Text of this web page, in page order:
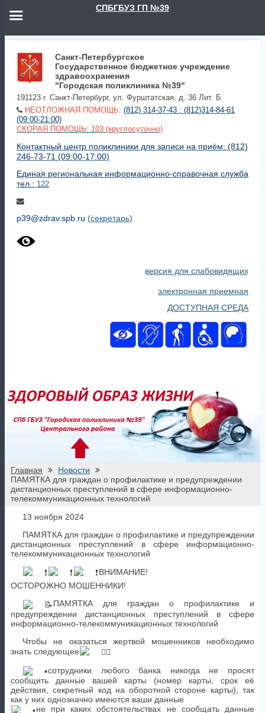
Санкт-Петербургское
Государственное бюджетное учреждение
здравоохранения
"Городская поликлиника №39"
191123 г. Санкт-Петербург, ул. Фурштатская, д. 36 Лит. Б
НЕОТЛОЖНАЯ ПОМОЩЬ: (812) 314-37-43 ; (812)314-84-61
(09:00-21:00)
СКОРАЯ ПОМОЩЬ: 103 (круглосуточно)
Контактный центр поликлиники для записи на приём: (812)
246-73-71 (09:00-17:00)
Единая региональная информационно-справочная служба
тел.: 122
p39@zdrav.spb.ru (секретарь)
версия для слабовидящих
электронная приемная
ДОСТУПНАЯ СРЕДА
Главная
Новости
ПАМЯТКА для граждан о профилактике и предупреждении
дистанционных преступлений в сфере информационно-
телекоммуникационных технологий
13 ноября 2024
ПАМЯТКА для граждан о профилактике и предупреждении
дистанционных преступлений в сфере информационно-
телекоммуникационных технологий
ВНИМАНИЕ!
ОСТОРОЖНО МОШЕННИКИ!
ПАМЯТКА для граждан о профилактике и
предупреждении дистанционных преступлений в сфере
информационно-телекоммуникационных технологий
Чтобы не оказаться жертвой мошенников необходимо
знать следующее
сотрудники любого банка никогда не просят
сообщить данные вашей карты (номер карты, срок её
действия, секретный код на оборотной стороне карты), так
как у них однозначно имеются ваши данные
не при каких обстоятельствах не сообщать данные
СПБГБУЗ ГП №39